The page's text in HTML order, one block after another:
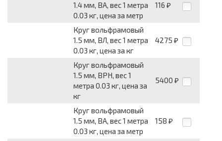
1.4 мм, ВА, вес 1 метра
0.03 кг, цена за метр
116 ₽
Круг вольфрамовый
1.5 мм, ВЛ, вес 1 метра
0.03 кг, цена за кг
4275 ₽
Круг вольфрамовый
1.5 мм, ВРН, вес 1
метра 0.03 кг, цена за
кг
5400 ₽
Круг вольфрамовый
1.5 мм, ВА, вес 1 метра
0.03 кг, цена за метр
158 ₽